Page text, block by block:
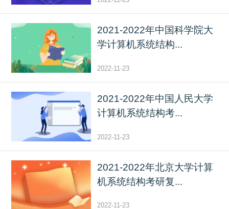
2021-2022年中国科学院大
学计算机系统结构...
2022-11-23
2021-2022年中国人民大学
计算机系统结构考...
2022-11-23
2021-2022年北京大学计算
机系统结构考研复...
2022-11-23